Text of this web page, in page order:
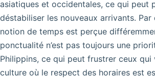
asiatiques et occidentales, ce qui peut
déstabiliser les nouveaux arrivants. Par
notion de temps est perçue
ponctualité n’est pas toujours une
Philippins, ce qui peut frustrer ceux qui
culture où le respect des horaires est